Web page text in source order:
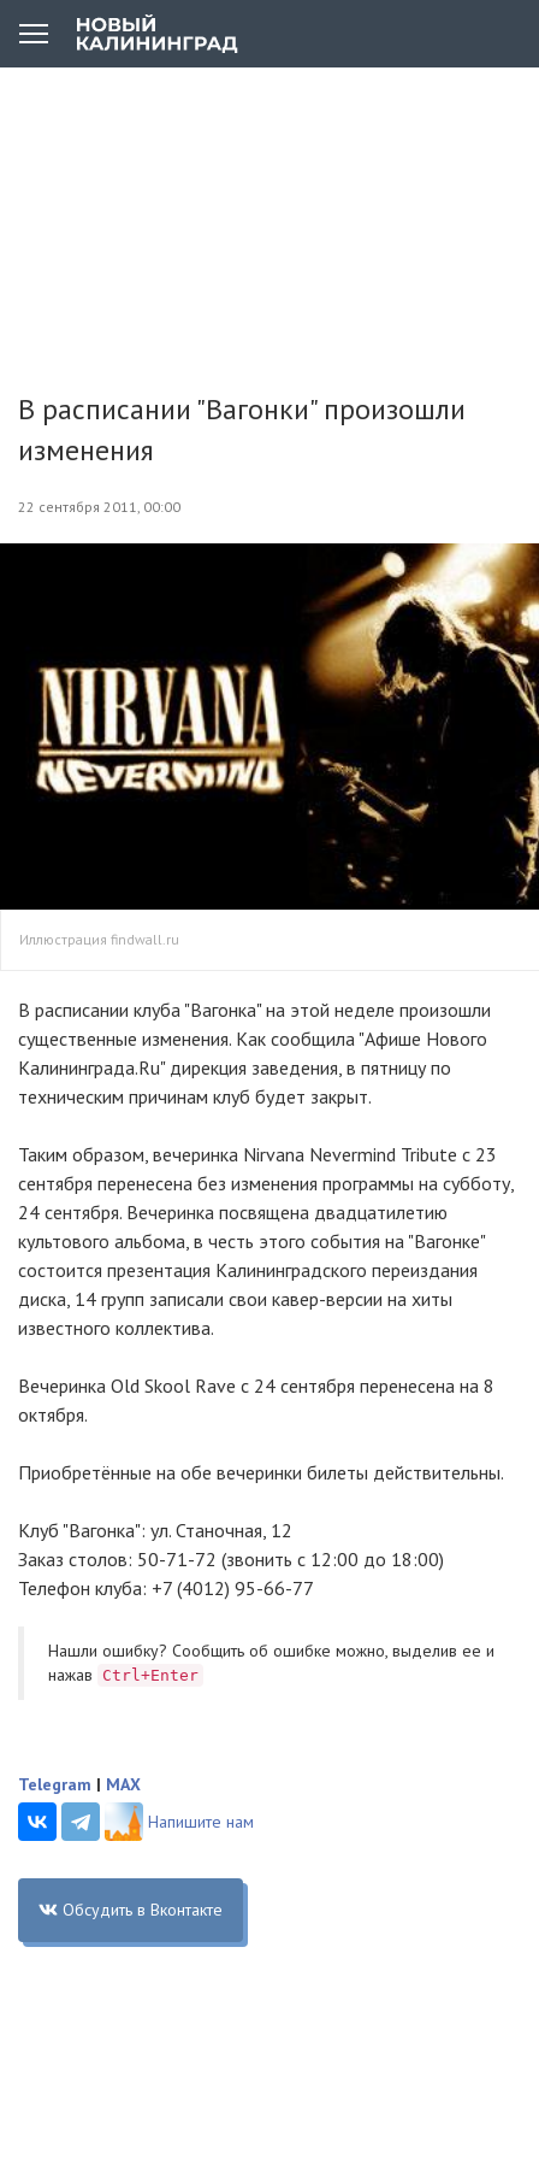
В расписании "Вагонки" произошли
изменения
22 сентября 2011, 00:00
Иллюстрация findwall.ru
В расписании клуба "Вагонка" на этой неделе произошли
существенные изменения. Как сообщила "Афише Нового
Калининграда.Ru" дирекция заведения, в пятницу по
техническим причинам клуб будет закрыт.
Таким образом, вечеринка Nirvana Nevermind Tribute с 23
сентября перенесена без изменения программы на субботу,
24 сентября. Вечеринка посвящена двадцатилетию
культового альбома, в честь этого события на "Вагонке"
состоится презентация Калининградского переиздания
диска, 14 групп записали свои кавер-версии на хиты
известного коллектива.
Вечеринка Old Skool Rave с 24 сентября перенесена на 8
октября.
Приобретённые на обе вечеринки билеты действительны.
Клуб "Вагонка": ул. Станочная, 12
Заказ столов: 50-71-72 (звонить с 12:00 до 18:00)
Телефон клуба: +7 (4012) 95-66-77
Нашли ошибку? Cообщить об ошибке можно, выделив ее и
нажав
Ctrl+Enter
Telegram | MAX
Напишите нам
Обсудить в Вконтакте